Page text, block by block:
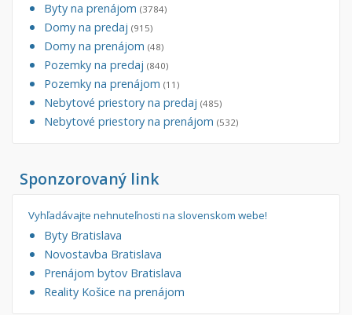
Byty na prenájom (3784)
Domy na predaj (915)
Domy na prenájom (48)
Pozemky na predaj (840)
Pozemky na prenájom (11)
Nebytové priestory na predaj (485)
Nebytové priestory na prenájom (532)
Sponzorovaný link
Vyhľadávajte nehnuteľnosti na slovenskom webe!
Byty Bratislava
Novostavba Bratislava
Prenájom bytov Bratislava
Reality Košice na prenájom